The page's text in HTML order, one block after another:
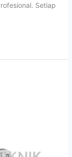
Setiap